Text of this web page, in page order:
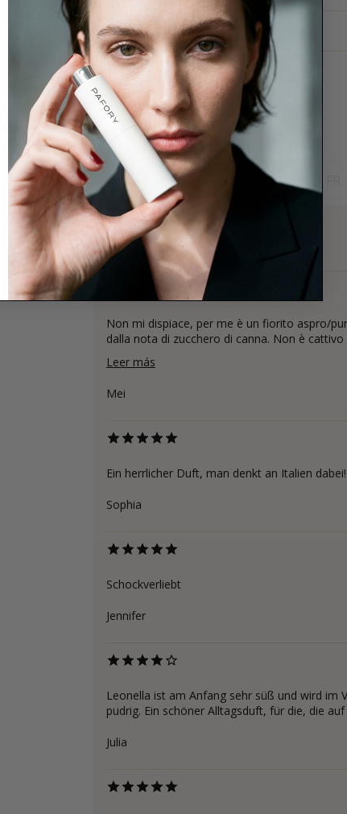
SOBRE LA MARCA JACQUES ZOLTY
EN DE
4.2
17 Comentarios
Non mi dispiace, per me è un fiorito aspro/
dalla nota di zucchero di canna. Non è
Leer más
Mei
Ein herrlicher Duft, man denkt an Italien dabei!
Sophia
Schockverliebt
Jennifer
Leonella ist am Anfang sehr süß und wird im
pudrig. Ein schöner Alltagsduft, für die, die
Julia